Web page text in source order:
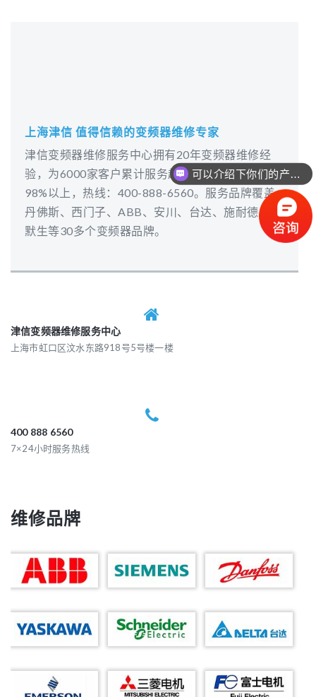
上海津信 值得信赖的变频器维修专家
津信变频器维修服务中心拥有20年变频器维修经
验，为6000家客户累计服务超过20万次，满意度
98%以上，热线：400-888-6560。服务品牌覆盖
丹佛斯、西门子、ABB、安川、台达、施耐德、艾
默生等30多个变频器品牌。
津信变频器维修服务中心
上海市虹口区汶水东路918号5号楼一楼
400 888 6560
7×24小时服务热线
维修品牌
你们是怎么收费的呢？